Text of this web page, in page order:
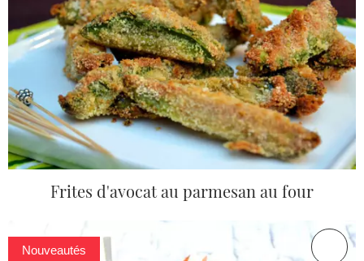
Frites d'avocat au parmesan au four
Nouveautés